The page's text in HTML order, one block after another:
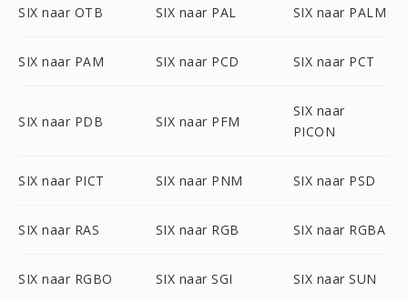
SIX naar OTB SIX naar PAL SIX naar PALM
SIX naar PAM SIX naar PCD SIX naar PCT
SIX naar PDB SIX naar PFM
SIX naar
PICON
SIX naar PICT SIX naar PNM SIX naar PSD
SIX naar RAS SIX naar RGB SIX naar RGBA
SIX naar RGBO SIX naar SGI SIX naar SUN